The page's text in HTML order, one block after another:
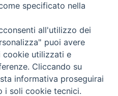
9 - 13
WebMail
specificato nella
all'utilizzo dei
puoi avere
cookie utilizzati e
Cliccando su
informativa proseguirai
i soli cookie tecnici.